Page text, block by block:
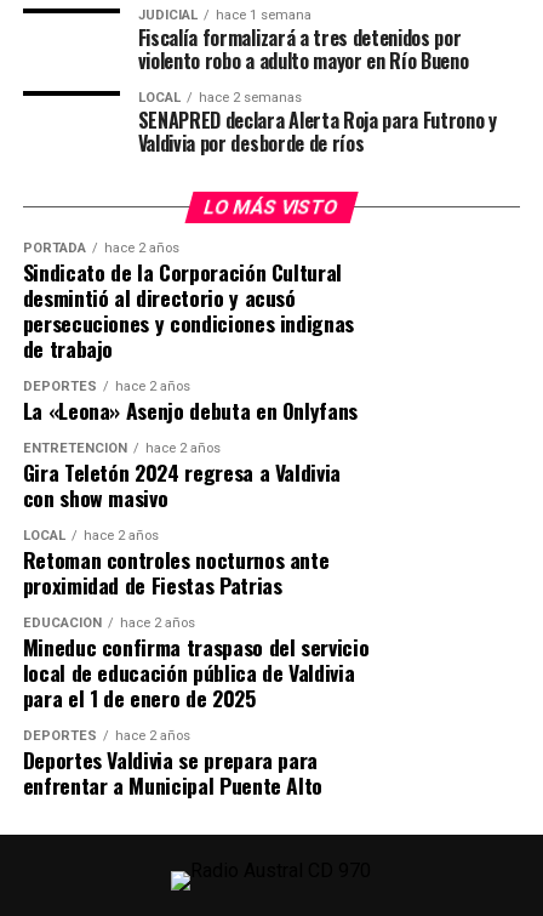
La Ley Karin obliga a las empresas a implementar
políticas de prevención del acoso laboral, crear
protocolos de denuncia y actuación, y fomentar un
entorno laboral respetuoso y seguro. Sin embargo,
cumplir con la ley no es suficiente para abordar todos
trabajo.
“La Ley Karin proporciona un marco esencial para la
protección de los trabajadores, pero es responsabilidad
de las empresas ir más allá de lo exigido por la ley.
Adoptar un enfoque proactivo y preventivo en la
gestión de la salud mental no solo beneficia a los
trabajadores, sino que también fortalece a las
organizaciones a largo plazo” indica la CEO de Grupo
Cetep.
JUDICIAL hace 1 semana
Fiscalía formalizará a tres detenidos por
violento robo a adulto mayor en Río Bueno
LOCAL hace 2 semanas
SENAPRED declara Alerta Roja para Futrono y
Valdivia por desborde de ríos
LO MÁS VISTO
PORTADA hace 2 años
Sindicato de la Corporación Cultural
desmintió al directorio y acusó
persecuciones y condiciones indignas
de trabajo
DEPORTES hace 2 años
La «Leona» Asenjo debuta en Onlyfans
ENTRETENCIÓN hace 2 años
Gira Teletón 2024 regresa a Valdivia
con show masivo
LOCAL hace 2 años
Retoman controles nocturnos ante
proximidad de Fiestas Patrias
EDUCACIÓN hace 2 años
Mineduc confirma traspaso del servicio
local de educación pública de Valdivia
para el 1 de enero de 2025
DEPORTES hace 2 años
Deportes Valdivia se prepara para
enfrentar a Municipal Puente Alto